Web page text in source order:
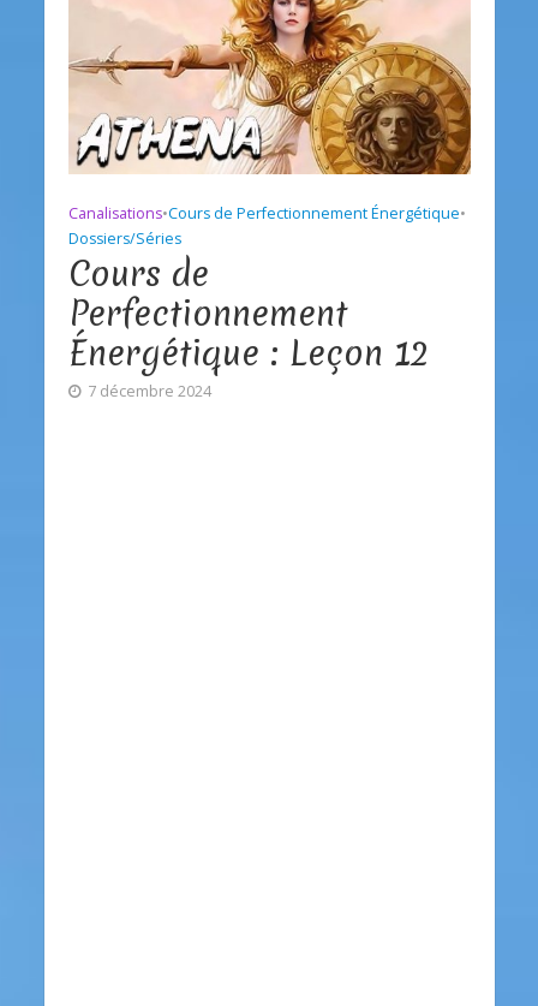
Canalisations•Cours de Perfectionnement Énergétique•
Dossiers/Séries
Cours de
Perfectionnement
Énergétique : Leçon 12
7 décembre 2024